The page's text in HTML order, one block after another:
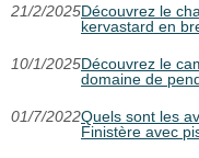
21/2/2025Découvrez le
kervastard en
10/1/2025Découvrez le
domaine de
01/7/2022Quels sont les
Finistère avec